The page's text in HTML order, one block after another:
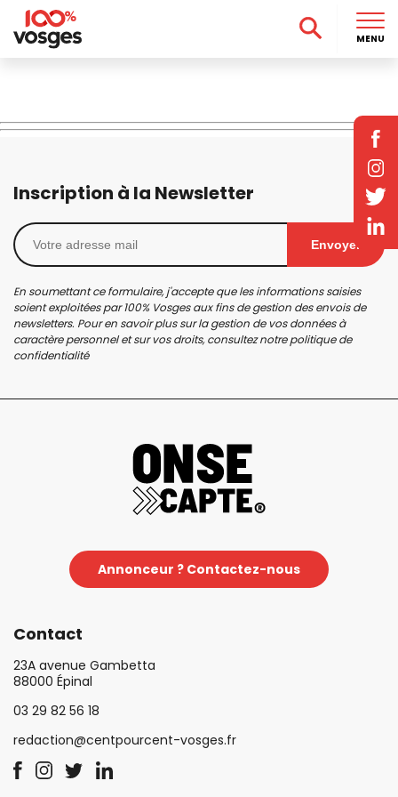
Inscription à la Newsletter
Envoyer
En soumettant ce formulaire, j'accepte que les informations saisies
soient exploitées par 100% Vosges aux fins de gestion des envois de
newsletters. Pour en savoir plus sur la gestion de vos données à
caractère personnel et sur vos droits, consultez notrepolitique de
confidentialité
Annonceur ? Contactez-nous
Contact
23A avenue Gambetta
88000 Épinal
03 29 82 56 18
redaction@centpourcent-vosges.fr
MENU